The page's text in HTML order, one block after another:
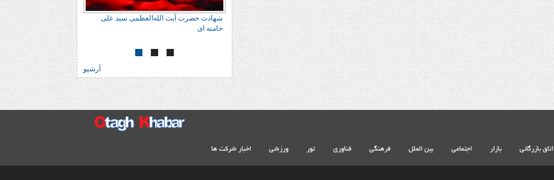
شهادت حضرت آیت الله‌العظمی سید علی
خامنه ای
شهادت حضرت آیت الله‌العظمی سید علی
شهادت حضرت آیت الله‌العظمی سید علی
آرشیو
اتاق بازرگانی بازار اجتماعی بین الملل فرهنگی فناوری تور ورزشی اخبار شرکت ها